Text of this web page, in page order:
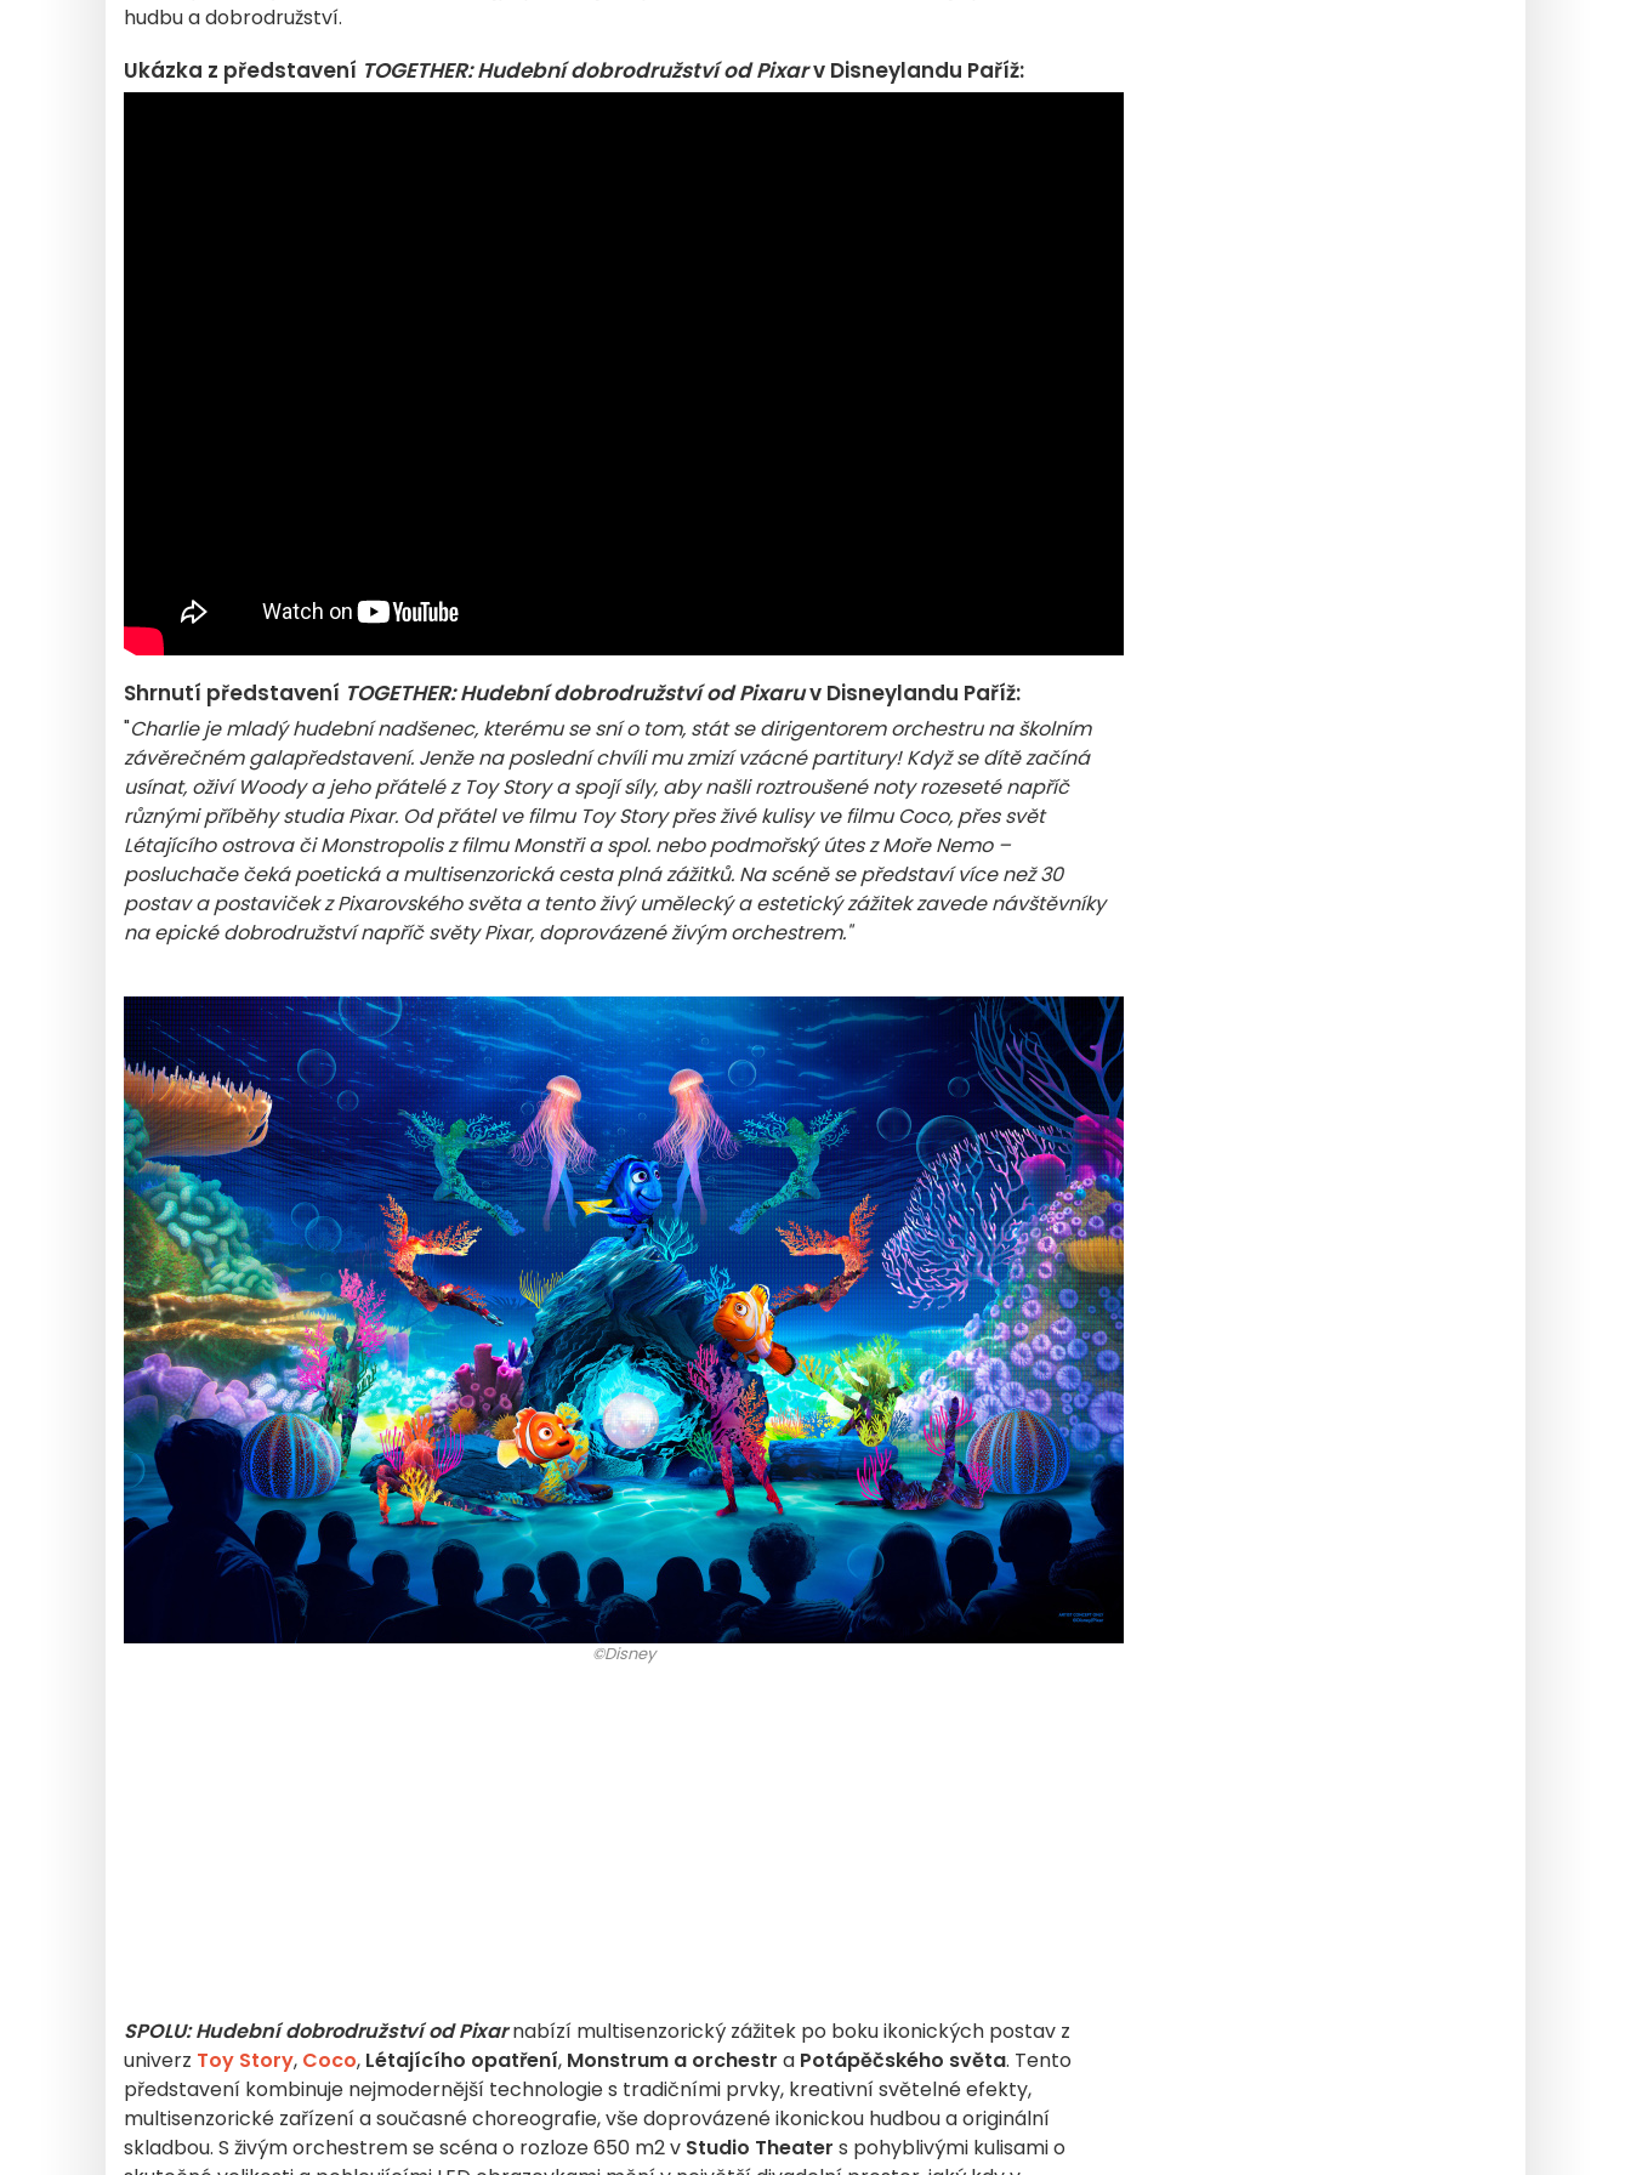
hudbu a dobrodružství.
Ukázka z představení TOGETHER: Hudební dobrodružství od Pixarv Disneylandu Paříž:
Shrnutí představení TOGETHER: Hudební dobrodružství od Pixaruv Disneylandu Paříž:
"Charlie je mladý hudební nadšenec, kterému se sní o tom, stát se dirigentorem orchestru na školním
závěrečném galapředstavení. Jenže na poslední chvíli mu zmizí vzácné partitury! Když se dítě začíná
usínat, oživí Woody a jeho přátelé z Toy Story a spojí síly, aby našli roztroušené noty rozeseté napříč
různými příběhy studia Pixar. Od přátel ve filmu Toy Story přes živé kulisy ve filmu Coco, přes svět
Létajícího ostrova či Monstropolis z filmu Monstři a spol. nebo podmořský útes z Moře Nemo –
posluchače čeká poetická a multisenzorická cesta plná zážitků. Na scéně se představí více než 30
postav a postaviček z Pixarovského světa a tento živý umělecký a estetický zážitek zavede návštěvníky
na epické dobrodružství napříč světy Pixar, doprovázené živým orchestrem."
©Disney
SPOLU: Hudební dobrodružství od Pixarnabízí multisenzorický zážitek po boku ikonických postav z
univerz Toy Story, Coco, Létajícího opatření, Monstrum a orchestr a Potápěčského světa. Tento
představení kombinuje nejmodernější technologie s tradičními prvky, kreativní světelné efekty,
multisenzorické zařízení a současné choreografie, vše doprovázené ikonickou hudbou a originální
skladbou. S živým orchestrem se scéna o rozloze 650 m2 v Studio Theater s pohyblivými kulisami o